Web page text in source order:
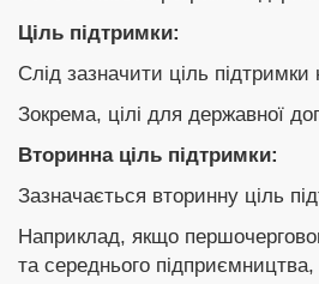
Ціль підтримки:
Слід зазначити ціль
Зокрема, цілі для державної
Вторинна ціль підтримки:
Зазначається вторинну ціль
Наприклад, якщо
та середнього